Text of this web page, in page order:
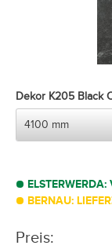
Dekor K205 Black
ELSTERWERDA:
BERNAU:
Preis: